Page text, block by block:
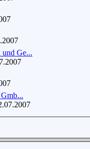
Ge...